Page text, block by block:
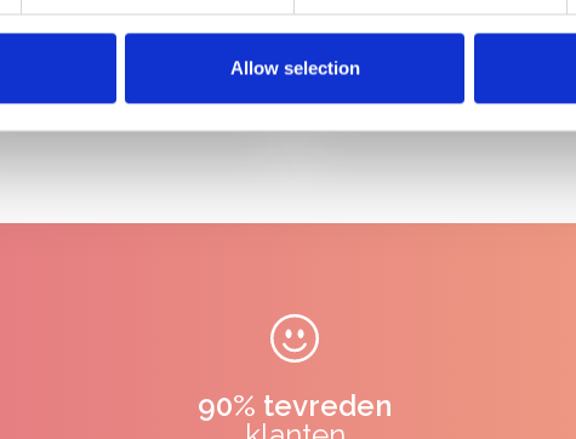
Allow selection
Jon Renau Pruikenstaander
€12,95
€249,00
90% tevreden